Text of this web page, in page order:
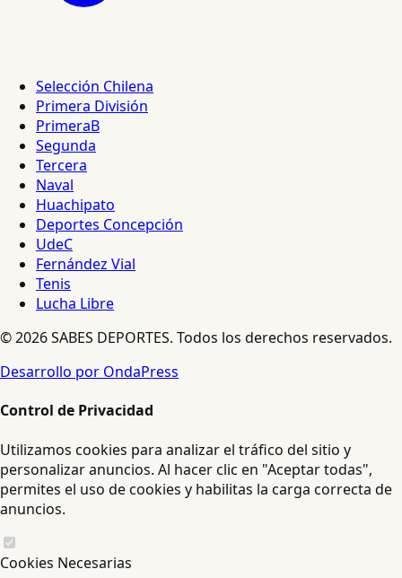
Selección Chilena
Primera División
PrimeraB
Segunda
Tercera
Naval
Huachipato
Deportes Concepción
UdeC
Fernández Vial
Tenis
Lucha Libre
© 2026 SABES DEPORTES. Todos los derechos reservados.
Desarrollo por OndaPress
Control de Privacidad
Utilizamos cookies para analizar el tráfico del sitio y
personalizar anuncios. Al hacer clic en "Aceptar todas",
permites el uso de cookies y habilitas la carga correcta de
anuncios.
Cookies Necesarias